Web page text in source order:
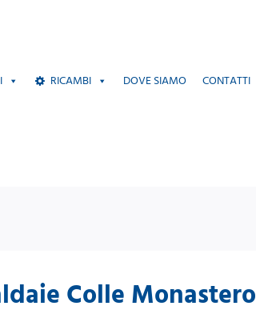
RICAMBI DOVE SIAMO CONTATTI
Colle Monastero